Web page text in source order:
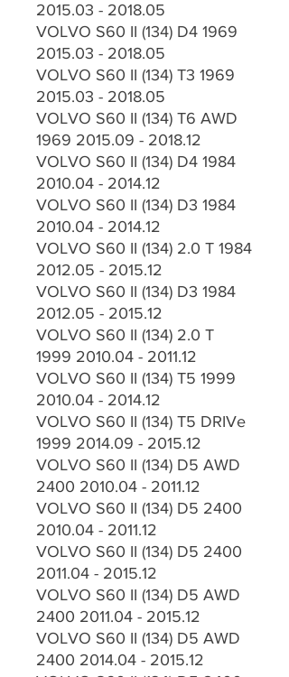
2015.03 - 2018.05
VOLVO S60 II (134) D4 1969
2015.03 - 2018.05
VOLVO S60 II (134) T3 1969
2015.03 - 2018.05
VOLVO S60 II (134) T6 AWD
1969 2015.09 - 2018.12
VOLVO S60 II (134) D4 1984
2010.04 - 2014.12
VOLVO S60 II (134) D3 1984
2010.04 - 2014.12
VOLVO S60 II (134) 2.0 T 1984
2012.05 - 2015.12
VOLVO S60 II (134) D3 1984
2012.05 - 2015.12
VOLVO S60 II (134) 2.0 T
1999 2010.04 - 2011.12
VOLVO S60 II (134) T5 1999
2010.04 - 2014.12
VOLVO S60 II (134) T5 DRIVe
1999 2014.09 - 2015.12
VOLVO S60 II (134) D5 AWD
2400 2010.04 - 2011.12
VOLVO S60 II (134) D5 2400
2010.04 - 2011.12
VOLVO S60 II (134) D5 2400
2011.04 - 2015.12
VOLVO S60 II (134) D5 AWD
2400 2011.04 - 2015.12
VOLVO S60 II (134) D5 AWD
2400 2014.04 - 2015.12